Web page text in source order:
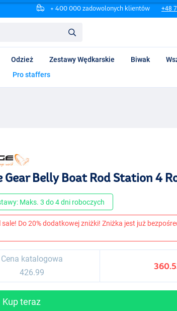
+ 400 000 zadowolonych klientów +48
Odzież Zestawy Wędkarskie Biwak
Pro staffers
Gear Belly Boat Rod Station 4
Maks. 3 do 4 dni roboczych
Do 20% dodatkowej zniżki! Zniżka jest już
Cena katalogowa
426.99
Kup teraz